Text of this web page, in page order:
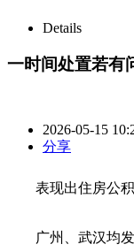
Details
一时间处置若有
2026-05-15
分享
表现出住房公积
广州、武汉均发